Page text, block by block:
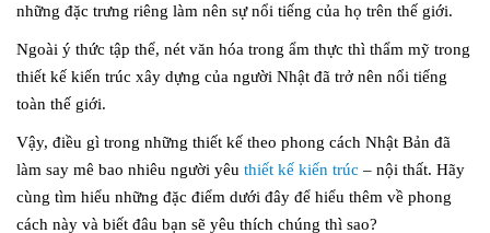
những đặc trưng riêng làm nên sự nổi tiếng của họ trên thế giới.
Ngoài ý thức tập thể, nét văn hóa trong ẩm thực thì thẩm mỹ trong
thiết kế kiến trúc xây dựng của người Nhật đã trở nên nổi tiếng
toàn thế giới.
Vậy, điều gì trong những thiết kế theo phong cách Nhật Bản đã
làm say mê bao nhiêu người yêu thiết kế kiến trúc – nội thất. Hãy
cùng tìm hiểu những đặc điểm dưới đây để hiểu thêm về phong
cách này và biết đâu bạn sẽ yêu thích chúng thì sao?